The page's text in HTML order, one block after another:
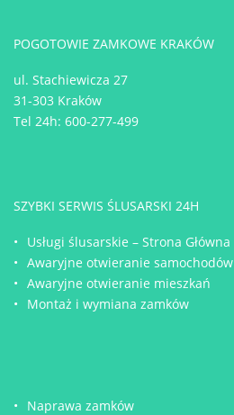
POGOTOWIE ZAMKOWE KRAKÓW
ul. Stachiewicza 27
31-303 Kraków
Tel 24h: 600-277-499
SZYBKI SERWIS ŚLUSARSKI 24H
Usługi ślusarskie – Strona Główna
Awaryjne otwieranie samochodów
Awaryjne otwieranie mieszkań
Montaż i wymiana zamków
Naprawa zamków